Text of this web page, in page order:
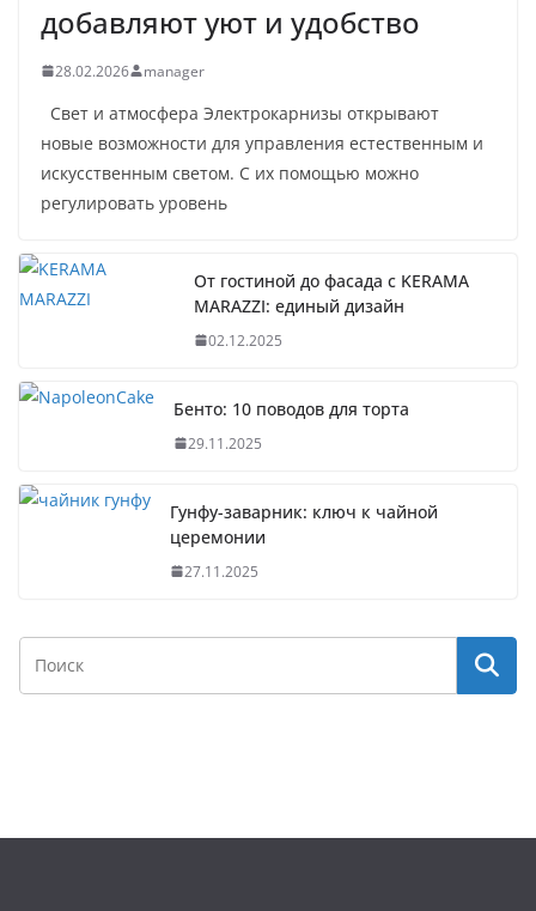
добавляют уют и удобство
28.02.2026 manager
Свет и атмосфера Электрокарнизы открывают
новые возможности для управления естественным и
искусственным светом. С их помощью можно
регулировать уровень
От гостиной до фасада с KERAMA
MARAZZI: единый дизайн
02.12.2025
Бенто: 10 поводов для торта
29.11.2025
Гунфу-заварник: ключ к чайной
церемонии
27.11.2025